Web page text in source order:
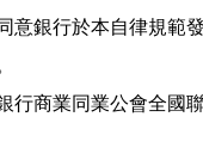
」，同意銀行於本自律規
行商業同業公會全國